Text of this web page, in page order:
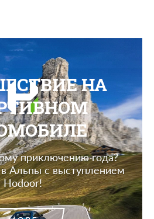
НА
приключению года?
Альпы с выступлением
Hodoor!